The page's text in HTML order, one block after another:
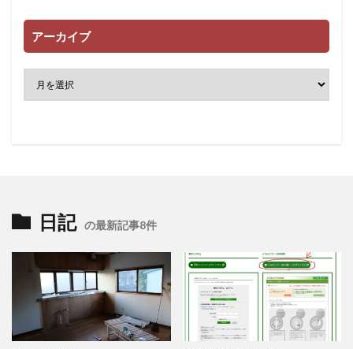
アーカイブ
日記 の最新記事8件